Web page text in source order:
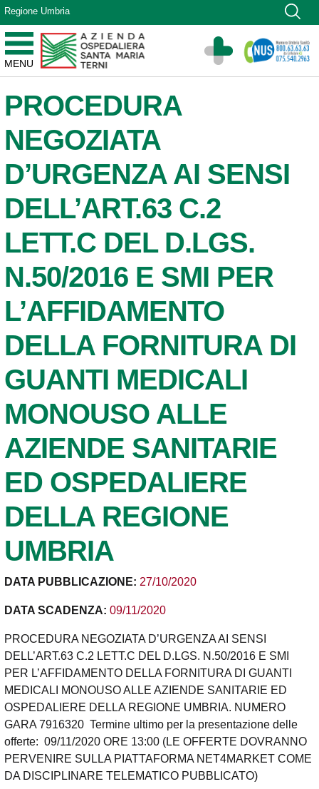
Vai ai contenuti
Vai al menu di navigazione
Vai al footer
Regione Umbria
MENU
Azienda Ospedaliera Santa Maria di Terni
Sito Istituzionale
PROCEDURA
NEGOZIATA
D’URGENZA AI SENSI
DELL’ART.63 C.2
LETT.C DEL D.LGS.
N.50/2016 E SMI PER
L’AFFIDAMENTO
DELLA FORNITURA DI
GUANTI MEDICALI
MONOUSO ALLE
AZIENDE SANITARIE
ED OSPEDALIERE
DELLA REGIONE
UMBRIA
DATA PUBBLICAZIONE: 27/10/2020
DATA SCADENZA: 09/11/2020
PROCEDURA NEGOZIATA D’URGENZA AI SENSI
DELL’ART.63 C.2 LETT.C DEL D.LGS. N.50/2016 E SMI
PER L’AFFIDAMENTO DELLA FORNITURA DI GUANTI
MEDICALI MONOUSO ALLE AZIENDE SANITARIE ED
OSPEDALIERE DELLA REGIONE UMBRIA. NUMERO
GARA 7916320 Termine ultimo per la presentazione delle
offerte: 09/11/2020 ORE 13:00 (LE OFFERTE DOVRANNO
PERVENIRE SULLA PIATTAFORMA NET4MARKET COME
DA DISCIPLINARE TELEMATICO PUBBLICATO)